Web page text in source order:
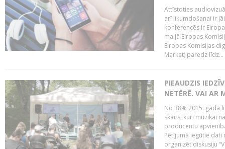
Attīstoties
arī likumdošanai ir
konferencēs ir
maijā Eiropas
Eiropas Komisijas
Market) paredz līdz...
PIEAUDZIS
NETĒRĒ. VAI AR
No 38% 2015. gadā
skaits, kuri mūzikai
producentu
Pētījumā iegūtie dati
organizēt diskusiju